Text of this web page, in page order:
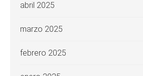
abril 2025
marzo 2025
febrero 2025